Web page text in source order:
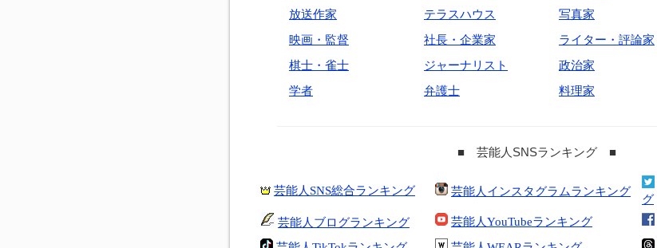
放送作家
テラスハウス 写真家
映画・監督
社長・企業家 ライター・評論家
棋士・雀士
ジャーナリスト 政治家
学者
弁護士 料理家
■ 芸能人SNSランキング ■
芸能人SNS総合ランキング 芸能人インスタグラムランキング
グ
芸能人ブログランキング
芸能人YouTubeランキング